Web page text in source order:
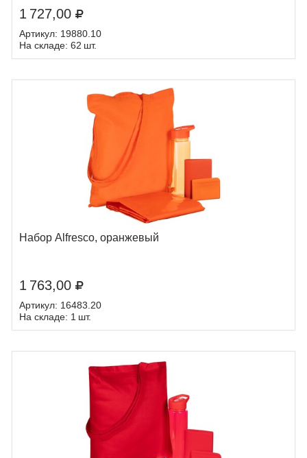
1 727,00
Артикул: 19880.10
На складе: 62 шт.
Набор Alfresco, оранжевый
1 763,00
Артикул: 16483.20
На складе: 1 шт.